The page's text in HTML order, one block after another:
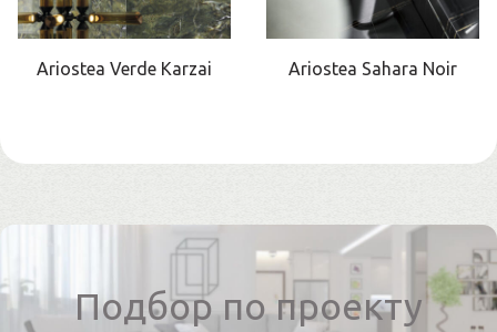
Ariostea Verde Karzai Ariostea Sahara Noir
Подбор по проекту